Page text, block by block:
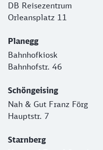
DB Reisezentrum
Orleansplatz 11
Planegg
Bahnhofkiosk
Bahnhofstr. 46
Schöngeising
Nah & Gut Franz Förg
Hauptstr. 7
Starnberg